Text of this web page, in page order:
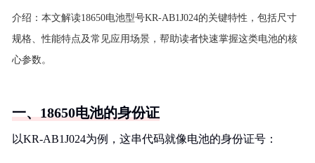
介绍： 本文解读18650电池型号KR-AB1J024的关键特性，包括尺寸
规格、性能特点及常见应用场景，帮助读者快速掌握这类电池的核
心参数。
一、18650电池的身份证
以KR-AB1J024为例，这串代码就像电池的身份证号：